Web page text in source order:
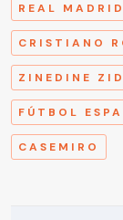
REAL MADRID
CRISTIANO
ZINEDINE
FÚTBOL
CASEMIRO